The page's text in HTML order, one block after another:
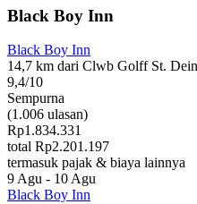
Black Boy Inn
Black Boy Inn
14,7 km dari Clwb Golff St.
9,4/10
Sempurna
(1.006 ulasan)
Rp1.834.331
total Rp2.201.197
termasuk pajak & biaya lainnya
9 Agu - 10 Agu
Black Boy Inn